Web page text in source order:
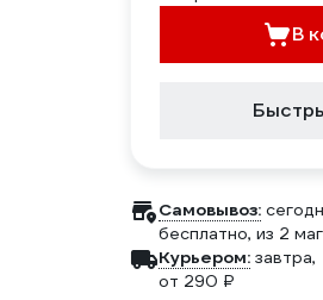
В
Самовывоз:
бесплатно, из 2
Курьером: завтра,
от 290 ₽